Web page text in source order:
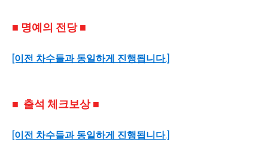
■ 명예의 전당 ■
[이전 차수들과 동일하게 진행됩니다.]
■ 출석 체크보상■
[이전 차수들과 동일하게 진행됩니다.]